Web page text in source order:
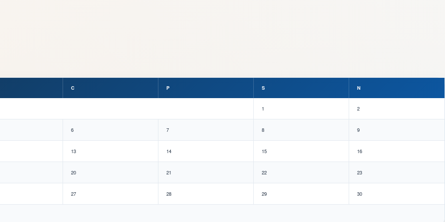
C P S N
1 2
6 7 8 9
13 14 15 16
20 21 22 23
27 28 29 30